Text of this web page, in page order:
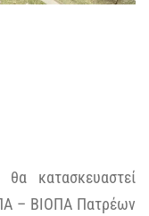
κατασκευαστεί
– ΒΙΟΠΑ Πατρέων